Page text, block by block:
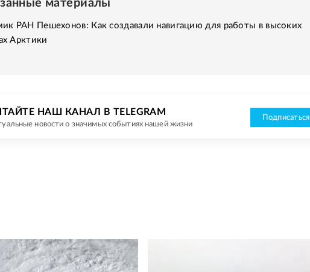
материалы
РАН Пешехонов: Как создавали навигацию для работы в высоких
Арктики
НАШ КАНАЛ В TELEGRAM
новости о значимых событиях нашей жизни
Подписаться